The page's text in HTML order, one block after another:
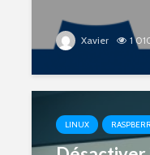
Xavier 1
LINUX